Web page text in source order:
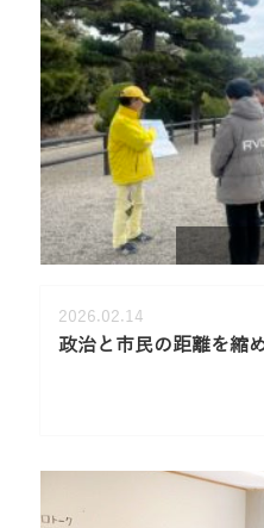
2026.02.14
政治と市民の距離を縮